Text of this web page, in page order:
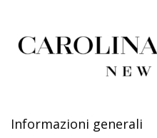
Informazioni generali